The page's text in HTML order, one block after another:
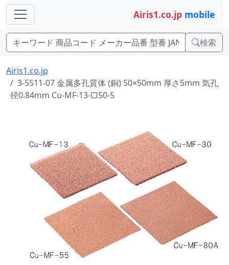
Airis1.co.jp mobile
検索
Airis1.co.jp
3-5511-07 金属多孔質体 (銅) 50×50mm 厚さ5mm 気孔
径0.84mm Cu-MF-13-□50-5